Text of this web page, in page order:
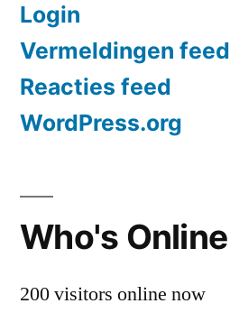
Login
Vermeldingen feed
Reacties feed
WordPress.org
Who's Online
200 visitors online now